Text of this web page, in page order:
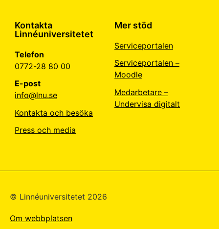
Kontakta
Linnéuniversitetet
Telefon
0772-28 80 00
E-post
info@lnu.se
Kontakta och besöka
Press och media
Mer stöd
Serviceportalen
Serviceportalen –
Moodle
Medarbetare –
Undervisa digitalt
© Linné­universitetet 2026
Om webbplatsen